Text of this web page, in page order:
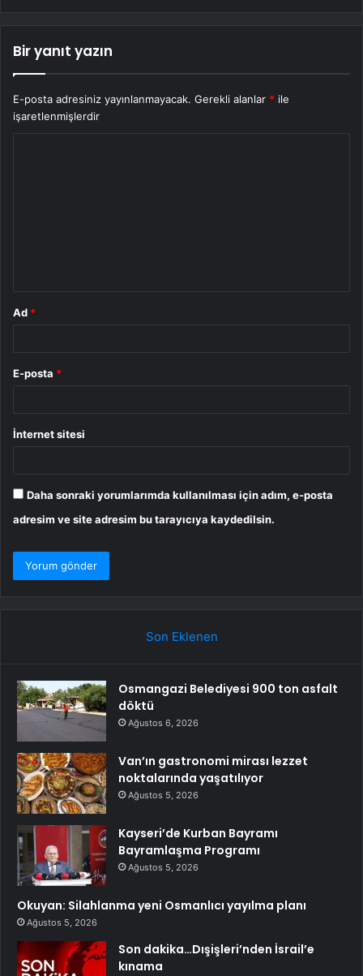
Bir yanıt yazın
E-posta adresiniz yayınlanmayacak. Gerekli alanlar * ile
işaretlenmişlerdir
Ad *
E-posta *
İnternet sitesi
Daha sonraki yorumlarımda kullanılması için adım, e-posta
adresim ve site adresim bu tarayıcıya kaydedilsin.
Son Eklenen
Osmangazi Belediyesi 900 ton asfalt
döktü
Ağustos 6, 2026
Van’ın gastronomi mirası lezzet
noktalarında yaşatılıyor
Ağustos 5, 2026
Kayseri’de Kurban Bayramı
Bayramlaşma Programı
Ağustos 5, 2026
Okuyan: Silahlanma yeni Osmanlıcı yayılma planı
Ağustos 5, 2026
Son dakika…Dışişleri’nden İsrail’e
kınama